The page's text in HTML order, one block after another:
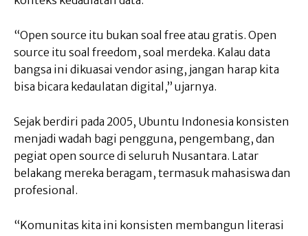
“Open source itu bukan soal free atau gratis. Open
source itu soal freedom, soal merdeka. Kalau data
bangsa ini dikuasai vendor asing, jangan harap kita
bisa bicara kedaulatan digital,” ujarnya.
Sejak berdiri pada 2005, Ubuntu Indonesia konsisten
menjadi wadah bagi pengguna, pengembang, dan
pegiat open source di seluruh Nusantara. Latar
belakang mereka beragam, termasuk mahasiswa dan
profesional.
“Komunitas kita ini konsisten membangun literasi